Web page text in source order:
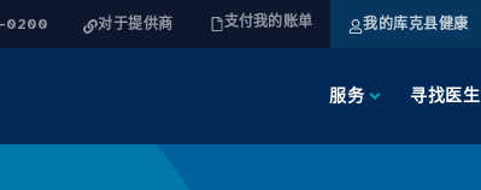
0200 对于提供商 支付我的账单 我的库克县健康
服务 寻找医生